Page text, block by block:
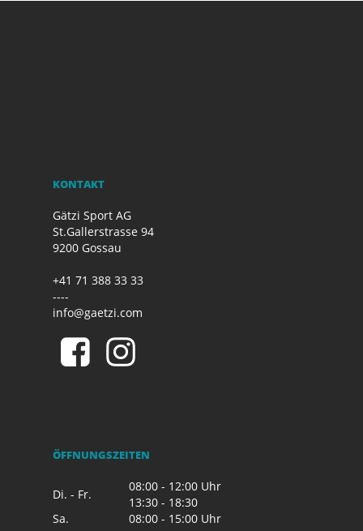
KONTAKT
Gätzi Sport AG
St.Gallerstrasse 94
9200 Gossau
+41 71 388 33 33
----
info@gaetzi.com
ÖFFNUNGSZEITEN
Di. - Fr.
08:00 - 12:00 Uhr
13:30 - 18:30
Sa.
08:00 - 15:00 Uhr